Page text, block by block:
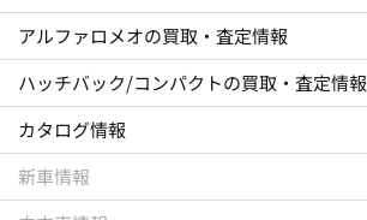
アルファロメオの買取・査定情報
ハッチバック/コンパクトの買取・査定情報
カタログ情報
新車情報